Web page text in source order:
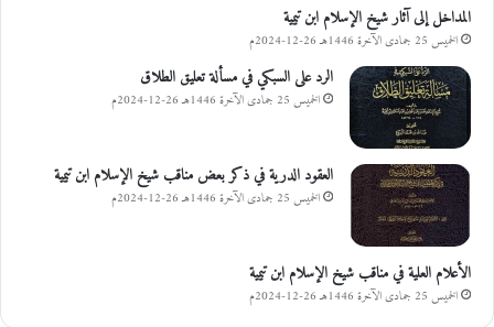
المداخل إلى آثار شيخ الإسلام ابن تيمية
الخميس 25 جمادى الآخرة 1446هـ 26-12-2024م
الرد على السبكي في مسألة تعليق الطلاق
الخميس 25 جمادى الآخرة 1446هـ 26-12-2024م
العقود الدرية في ذكر بعض مناقب شيخ الإسلام ابن تيمية
الخميس 25 جمادى الآخرة 1446هـ 26-12-2024م
الأعلام العلية في مناقب شيخ الإسلام ابن تيمية
الخميس 25 جمادى الآخرة 1446هـ 26-12-2024م